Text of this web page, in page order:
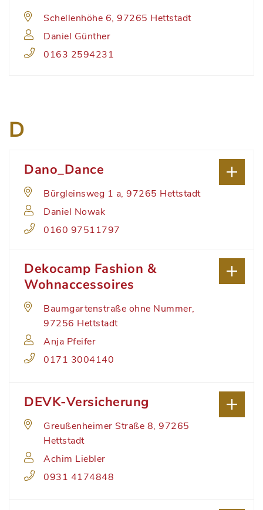
Schellenhöhe 6, 97265 Hettstadt
Daniel Günther
0163 2594231
D
Dano_Dance
Bürgleinsweg 1 a, 97265 Hettstadt
Daniel Nowak
0160 97511797
Dekocamp Fashion &
Wohnaccessoires
Baumgartenstraße ohne Nummer,
97256 Hettstadt
Anja Pfeifer
0171 3004140
DEVK-Versicherung
Greußenheimer Straße 8, 97265
Hettstadt
Achim Liebler
0931 4174848